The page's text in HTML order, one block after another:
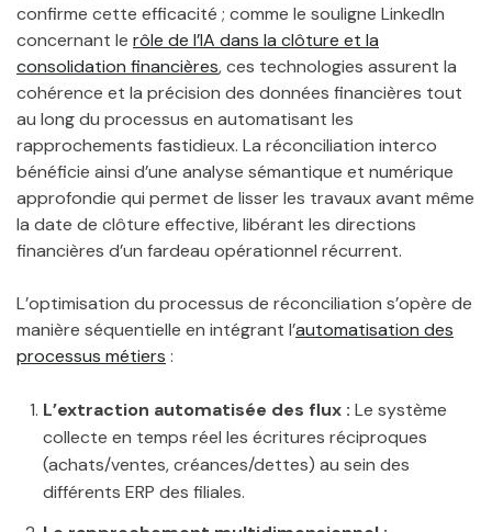
confirme cette efficacité ; comme le souligne LinkedIn
concernant le rôle de l’IA dans la clôture et la
consolidation financières, ces technologies assurent la
cohérence et la précision des données financières tout
au long du processus en automatisant les
rapprochements fastidieux. La réconciliation interco
bénéficie ainsi d’une analyse sémantique et numérique
approfondie qui permet de lisser les travaux avant même
la date de clôture effective, libérant les directions
financières d’un fardeau opérationnel récurrent.
L’optimisation du processus de réconciliation s’opère de
manière séquentielle en intégrant l’automatisation des
processus métiers :
L’extraction automatisée des flux : Le système
collecte en temps réel les écritures réciproques
(achats/ventes, créances/dettes) au sein des
différents ERP des filiales.